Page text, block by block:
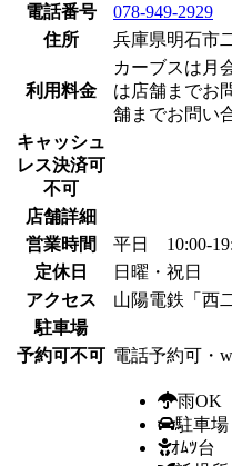
電話番号
078-949-2929
住所
兵庫県明石市
利用料金
カーブスは月
は店舗までお
舗までお問い
キャッシュ
レス決済可
不可
店舗詳細
営業時間
平日 10:00-
定休日
日曜・祝日
アクセス
山陽電鉄「西
駐車場
予約可不可 電話予約可・
雨OK
駐車場
ｵﾑﾂ台